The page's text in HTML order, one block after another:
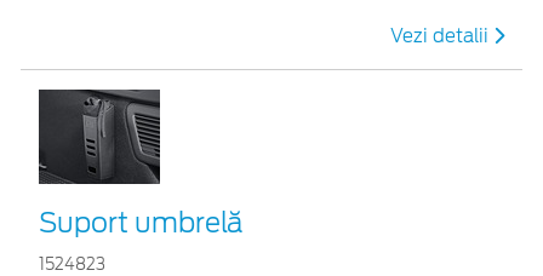
Vezi detalii
Suport umbrelă
1524823